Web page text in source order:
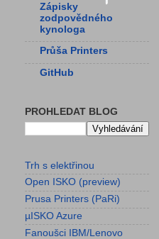
Zápisky
zodpovědného
kynologa
Průša Printers
GitHub
PROHLEDAT BLOG
Trh s elektřinou
Open ISKO (preview)
Prusa Printers (PaRi)
µISKO Azure
Fanoušci IBM/Lenovo